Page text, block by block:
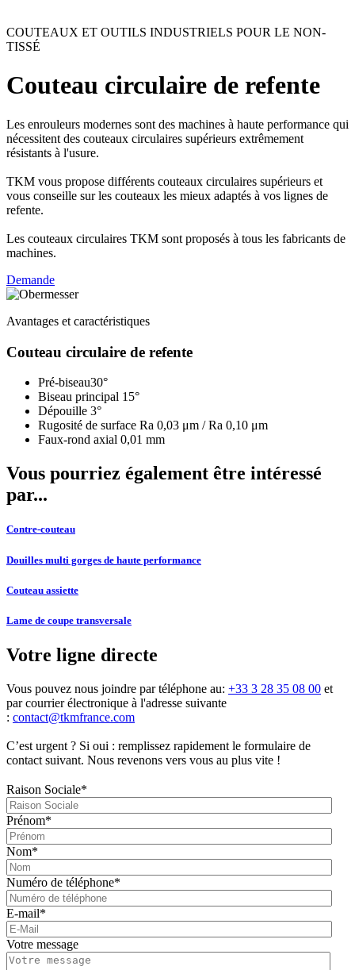
COUTEAUX ET OUTILS INDUSTRIELS POUR LE NON-
TISSÉ
Couteau circulaire de refente
Les enrouleurs modernes sont des machines à haute performance qui
nécessitent des couteaux circulaires supérieurs extrêmement
résistants à l'usure.
TKM vous propose différents couteaux circulaires supérieurs et
vous conseille sur les couteaux les mieux adaptés à vos lignes de
refente.
Les couteaux circulaires TKM sont proposés à tous les fabricants de
machines.
Demande
Avantages et caractéristiques
Couteau circulaire de refente
Pré-biseau30°
Biseau principal 15°
Dépouille 3°
Rugosité de surface Ra 0,03 μm / Ra 0,10 μm
Faux-rond axial 0,01 mm
Vous pourriez également être intéressé
par...
Contre-couteau
Douilles multi gorges de haute performance
Couteau assiette
Lame de coupe transversale
Votre ligne directe
Vous pouvez nous joindre par téléphone au: +33 3 28 35 08 00 et
par courrier électronique à l'adresse suivante
: contact@tkmfrance.com
C’est urgent ? Si oui : remplissez rapidement le formulaire de
contact suivant. Nous revenons vers vous au plus vite !
Raison Sociale*
Prénom*
Nom*
Numéro de téléphone*
E-mail*
Votre message